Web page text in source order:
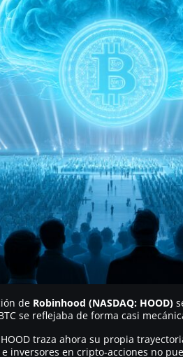
de Robinhood (NASDAQ: HOOD)
se reflejaba de forma casi
traza ahora su propia
inversores en cripto-acciones no